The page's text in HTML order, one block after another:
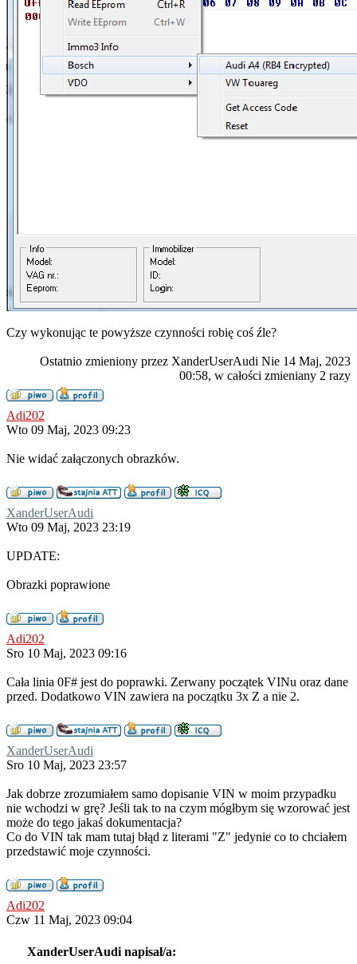
Czy wykonując te powyższe czynności robię coś źle?
Ostatnio zmieniony przez XanderUserAudi Nie 14 Maj, 2023
00:58, w całości zmieniany 2 razy
Adi202
Wto 09 Maj, 2023 09:23
Nie widać załączonych obrazków.
XanderUserAudi
Wto 09 Maj, 2023 23:19
UPDATE:
Obrazki poprawione
Adi202
Sro 10 Maj, 2023 09:16
Cała linia 0F# jest do poprawki. Zerwany początek VINu oraz dane
przed. Dodatkowo VIN zawiera na początku 3x Z a nie 2.
XanderUserAudi
Sro 10 Maj, 2023 23:57
Jak dobrze zrozumiałem samo dopisanie VIN w moim przypadku
nie wchodzi w grę? Jeśli tak to na czym mógłbym się wzorować jest
może do tego jakaś dokumentacja?
Co do VIN tak mam tutaj błąd z literami "Z" jedynie co to chciałem
przedstawić moje czynności.
Adi202
Czw 11 Maj, 2023 09:04
XanderUserAudi napisał/a: